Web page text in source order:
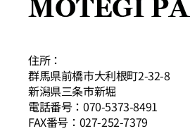
住所：
群馬県前橋市大利根町2-32-8
新潟県三条市新堀
電話番号：070-5373-8491
FAX番号：027-252-7379